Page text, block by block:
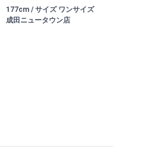
177cm / サイズ ワンサイズ
成田ニュータウン店